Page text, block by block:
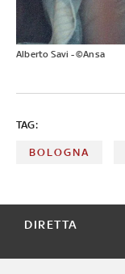
Alberto Savi - ©Ansa
TAG:
BOLOGNA
DIRETTA